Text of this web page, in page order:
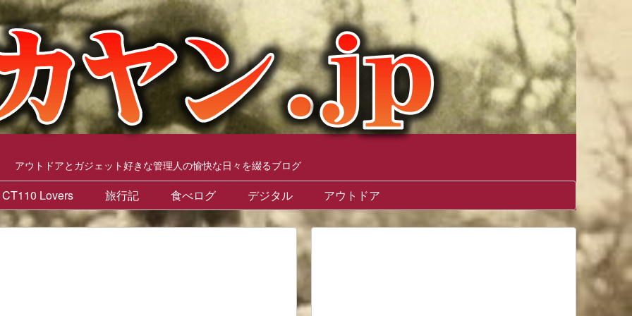
アウトドアとガジェット好きな管理人の愉快な日々を綴るブログ
CT110 Lovers 旅行記 食べログ デジタル アウトドア